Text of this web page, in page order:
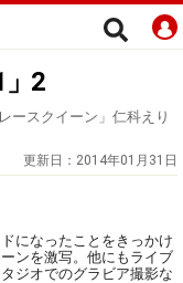
」2
ースクイーン」仁科えり
更新日： 2014年01月31日
になったことをきっかけ
ンを激写。他にもライブ
ジオでのグラビア撮影な